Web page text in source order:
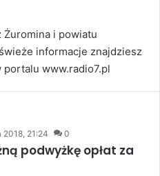
Żuromina i powiatu
informacje znajdziesz
portalu www.radio7.pl
2018, 21:24 0
podwyżkę opłat za